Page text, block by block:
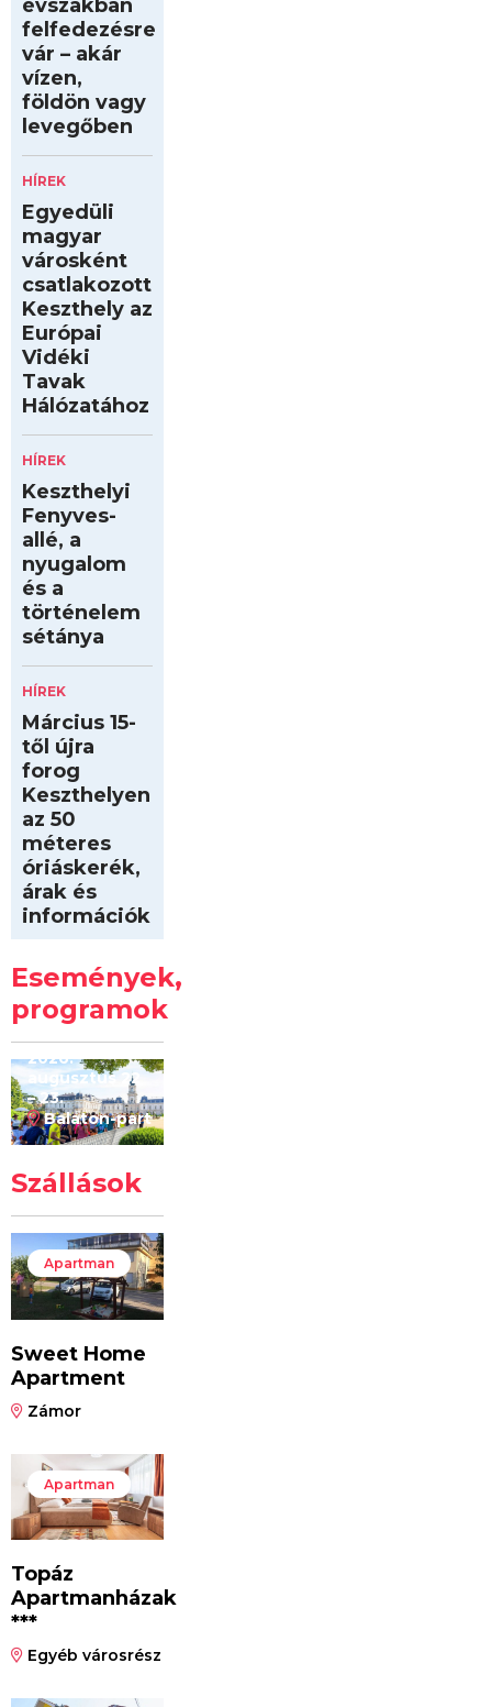
évszakban
felfedezésre
vár – akár
vízen,
földön vagy
levegőben
HÍREK
Egyedüli
magyar
városként
csatlakozott
Keszthely az
Európai
Vidéki
Tavak
Hálózatához
HÍREK
Keszthelyi
Fenyves-
allé, a
nyugalom
és a
történelem
sétánya
HÍREK
Március 15-
től újra
forog
Keszthelyen
az 50
méteres
óriáskerék,
árak és
információk
Események,
programok
Kilóméterek
2026
2026.
augusztus 22
– 23.
Balaton-part
Szállások
Apartman
Sweet Home
Apartment
Zámor
Apartman
Topáz
Apartmanházak
***
Egyéb városrész